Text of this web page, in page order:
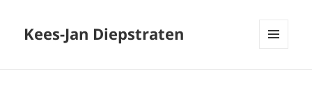
Kees-Jan Diepstraten